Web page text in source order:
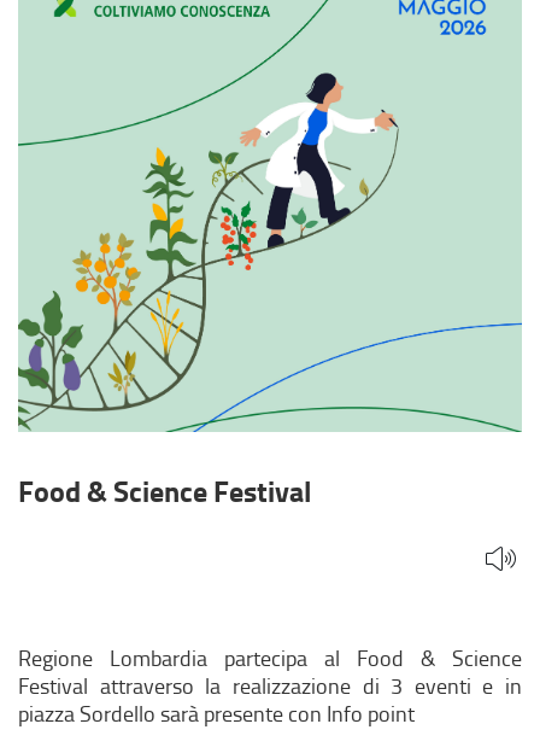
Food & Science Festival
Regione Lombardia partecipa al Food & Science
Festival attraverso la realizzazione di 3 eventi e in
piazza Sordello sarà presente con Info point